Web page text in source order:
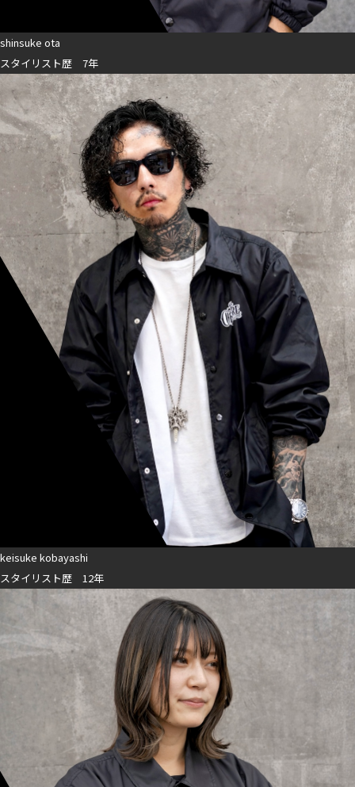
shinsuke ota
スタイリスト歴 7年
keisuke kobayashi
スタイリスト歴 12年